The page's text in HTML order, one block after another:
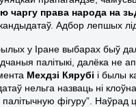
чаргу права народа на
кандыдатаў. Адбор лепшых
у Іране выбарах быў
палітыкі, далёка не
Мехдзі Кярубі і былы
нельга назваць ні
фігуру”. Наўрад